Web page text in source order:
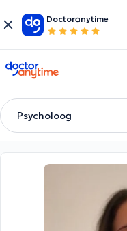
Doctoranytime
doctoranytime
Psycholoog